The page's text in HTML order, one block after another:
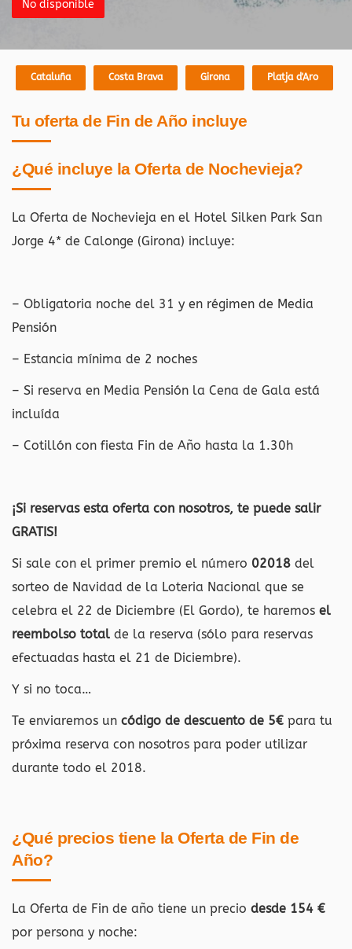
No disponible
Cataluña Costa Brava Girona Platja d'Aro
Tu oferta de Fin de Año incluye
¿Qué incluye la Oferta de Nochevieja?
La Oferta de Nochevieja en el Hotel Silken Park San
Jorge 4* de Calonge (Girona) incluye:
– Obligatoria noche del 31 y en régimen de Media
Pensión
– Estancia mínima de 2 noches
– Si reserva en Media Pensión la Cena de Gala está
incluída
– Cotillón con fiesta Fin de Año hasta la 1.30h
¡Si reservas esta oferta con nosotros, te puede salir
GRATIS!
Si sale con el primer premio el número 02018 del
sorteo de Navidad de la Loteria Nacional que se
celebra el 22 de Diciembre (El Gordo), te haremos el
reembolso total de la reserva (sólo para reservas
efectuadas hasta el 21 de Diciembre).
Y si no toca…
Te enviaremos un código de descuento de 5€ para tu
próxima reserva con nosotros para poder utilizar
durante todo el 2018.
¿Qué precios tiene la Oferta de Fin de
Año?
La Oferta de Fin de año tiene un precio desde 154 €
por persona y noche: